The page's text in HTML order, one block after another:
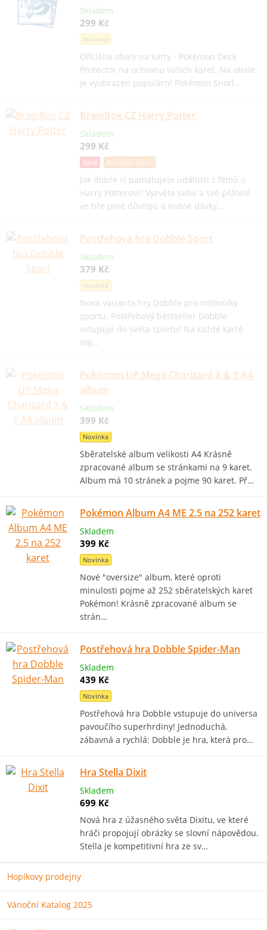
Skladem
299 Kč
Novinka
Oficiální obaly na karty - Pokémon Deck
Protector na ochranu vašich karet. Na obale
je vyobrazen populární Pokémon Snorl…
BrainBox CZ Harry Potter
Skladem
299 Kč
Akce Poslední šance
Jak dobře si pamatujete události z filmů o
Harry Potterovi? Vyzvěte sebe a své přátelé
ve hře plné důvtipu a nutné dávky…
Postřehová hra Dobble Sport
Skladem
379 Kč
Novinka
Nová varianta hry Dobble pro milovníky
sportu. Postřehový bestseller Dobble
vstupuje do světa sportu! Na každé kartě
naj…
Pokémon UP Mega Charizard X & Y A4
album
Skladem
399 Kč
Novinka
Sběratelské album velikosti A4 Krásně
zpracované album se stránkami na 9 karet.
Album má 10 stránek a pojme 90 karet. Př…
Pokémon Album A4 ME 2.5 na 252 karet
Skladem
399 Kč
Novinka
Nové "oversize" album, které oproti
minulosti pojme až 252 sběratelských karet
Pokémon! Krásně zpracované album se
strán…
Postřehová hra Dobble Spider-Man
Skladem
439 Kč
Novinka
Postřehová hra Dobble vstupuje do universa
pavoučího superhrdiny! Jednoduchá,
zábavná a rychlá: Dobble je hra, která pro…
Hra Stella Dixit
Skladem
699 Kč
Nová hra z úžasného světa Dixitu, ve které
hráči propojují obrázky se slovní nápovědou.
Stella je kompetitivní hra ze sv…
Hopíkovy prodejny
Vánoční Katalog 2025